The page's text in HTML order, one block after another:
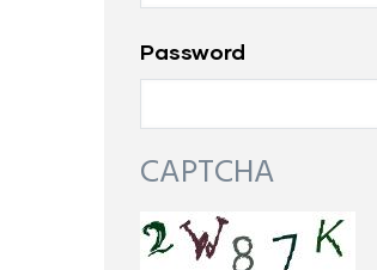
Password
CAPTCHA